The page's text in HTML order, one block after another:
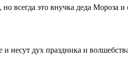
всегда это внучка деда Мороза
несут дух праздника и